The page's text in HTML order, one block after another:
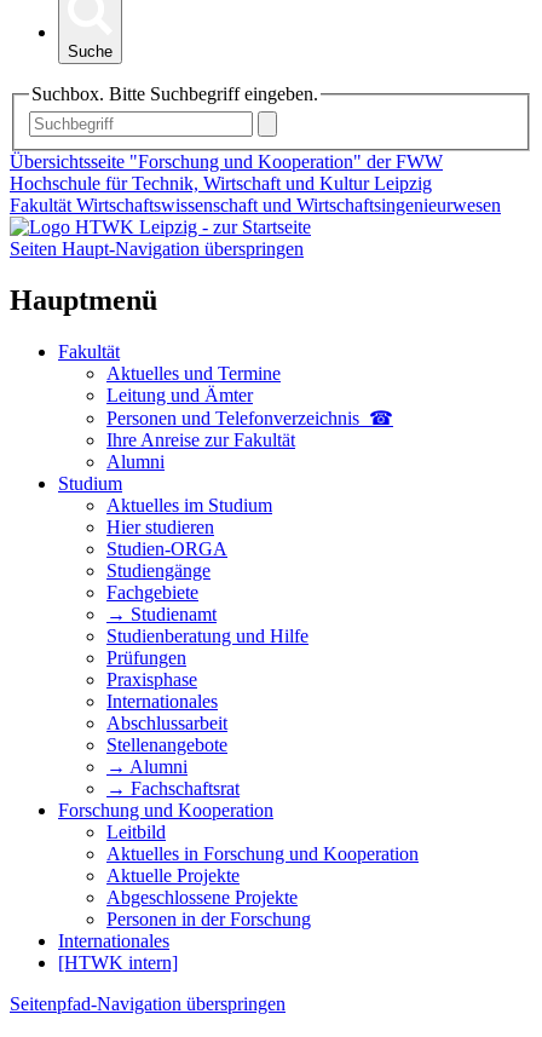
Suche
Suchbox. Bitte Suchbegriff eingeben.
Übersichtsseite "Forschung und Kooperation" der FWW
Hochschule für Technik, Wirtschaft und Kultur Leipzig
Fakultät Wirtschaftswissenschaft und Wirtschaftsingenieurwesen
Seiten Haupt-Navigation überspringen
Hauptmenü
Fakultät
Aktuelles und Termine
Leitung und Ämter
Personen und Telefon­verzeichnis ☎
Ihre Anreise zur Fakultät
Alumni
Studium
Aktuelles im Studium
Hier studieren
Studien-ORGA
Studiengänge
Fachgebiete
→ Studienamt
Studienberatung und Hilfe
Prüfungen
Praxisphase
Internationales
Abschlussarbeit
Stellenangebote
→ Alumni
→ Fachschaftsrat
Forschung und Kooperation
Leitbild
Aktuelles in Forschung und Kooperation
Aktuelle Projekte
Abgeschlossene Projekte
Personen in der Forschung
Internationales
[HTWK intern]
Seitenpfad-Navigation überspringen